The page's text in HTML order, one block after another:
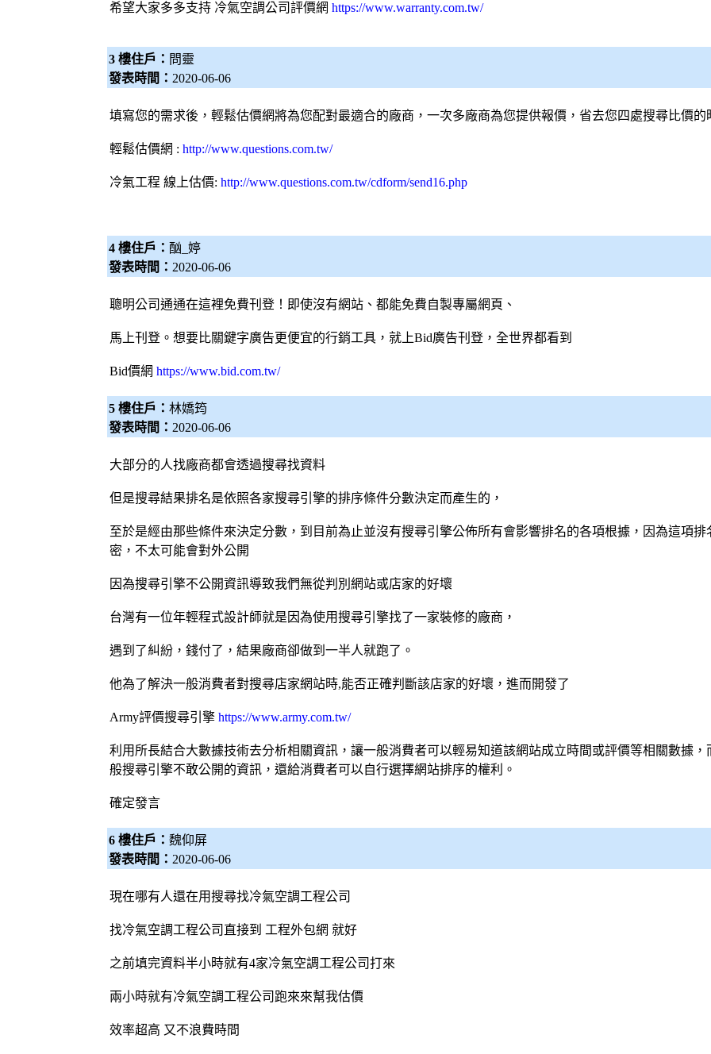
希望大家多多支持 冷氣空調公司評價網 https://www.warranty.com.tw/
3 樓住戶： 問靈
發表時間： 2020-06-06
填寫您的需求後， 輕鬆估價網將為您配對最適合的廠商，一次多廠商為您提供報價，省去您四處搜尋比價的
輕鬆估價網 : http://www.questions.com.tw/
冷氣工程 線上估價: http://www.questions.com.tw/cdform/send16.php
4 樓住戶： 酗_婷
發表時間： 2020-06-06
聰明公司通通在這裡免費刊登！即使沒有網站、都能免費自製專屬網頁、
馬上刊登。想要比關鍵字廣告更便宜的行銷工具，就上Bid廣告刊登，全世界都看到
Bid價網 https://www.bid.com.tw/
5 樓住戶： 林嬌筠
發表時間： 2020-06-06
大部分的人找廠商都會透過搜尋找資料
但是搜尋結果排名是依照各家搜尋引擎的排序條件分數決定而產生的，
至於是經由那些條件來決定分數，到目前為止並沒有搜尋引擎公佈所有會影響排名的各項根據，因為這項排
密，不太可能會對外公開
因為搜尋引擎不公開資訊導致我們無從判別網站或店家的好壞
台灣有一位年輕程式設計師就是因為使用搜尋引擎找了一家裝修的廠商，
遇到了糾紛，錢付了，結果廠商卻做到一半人就跑了。
他為了解決一般消費者對搜尋店家網站時,能否正確判斷該店家的好壞，進而開發了
Army評價搜尋引擎 https://www.army.com.tw/
利用所長結合大數據技術去分析相關資訊，讓一般消費者可以輕易知道該網站成立時間或評價等相關數據
般搜尋引擎不敢公開的資訊，還給消費者可以自行選擇網站排序的權利。
確定發言
6 樓住戶： 魏仰屏
發表時間： 2020-06-06
現在哪有人還在用搜尋找冷氣空調工程公司
找冷氣空調工程公司直接到 工程外包網 就好
之前填完資料半小時就有4家冷氣空調工程公司打來
兩小時就有冷氣空調工程公司跑來來幫我估價
效率超高 又不浪費時間